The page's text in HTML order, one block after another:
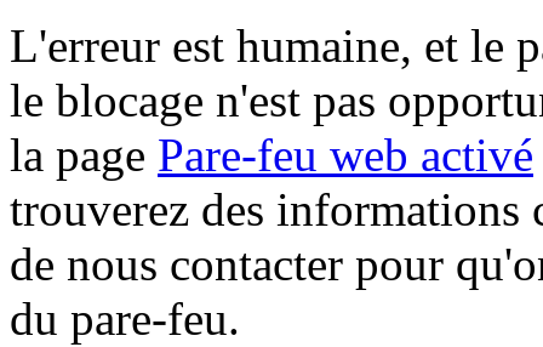
L'erreur est humaine, et le
le blocage n'est pas
la page Pare-feu web activé
trouverez des informations
de nous contacter pour
du pare-feu.